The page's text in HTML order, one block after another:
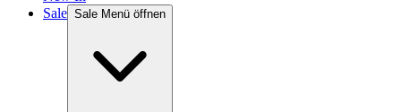
Sale Sale Menü öffnen